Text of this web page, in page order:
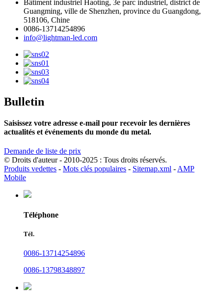
Bâtiment industriel Haoting, 3e parc industriel, district de
Guangming, ville de Shenzhen, province du Guangdong,
518106, Chine
0086-13714254896
info@lightman-led.com
Bulletin
Saisissez votre adresse e-mail pour recevoir les dernières
actualités et événements du monde du metal.
Demande de liste de prix
© Droits d'auteur - 2010-2025 : Tous droits réservés.
Produits vedettes - Mots clés populaires - Sitemap.xml - AMP
Mobile
Téléphone
Tél.
0086-13714254896
0086-13798348897